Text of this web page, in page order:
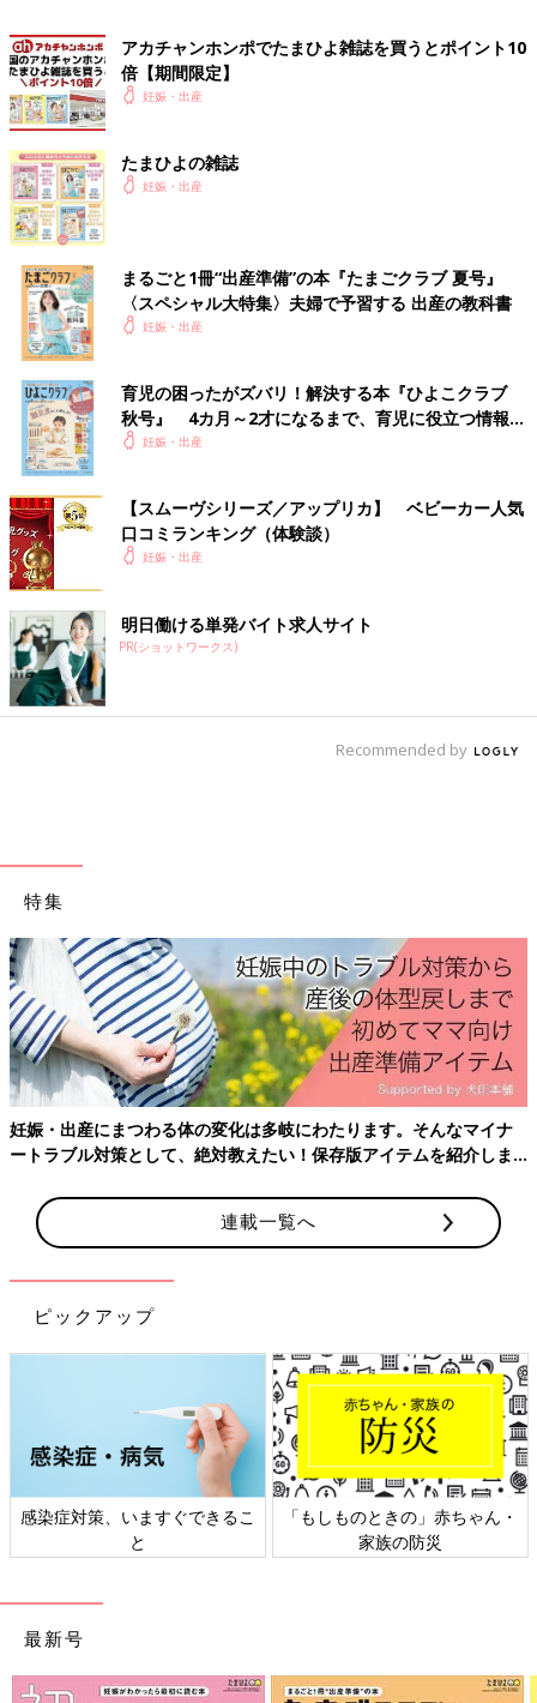
【ラクーナ クッション フリー】
購入の決め手は、片手で開閉ができた点。なんだかんだで子ども
抱えた状態でその作業が必要になるので、振り返ってみてそれが
とても大事でした。※Ｂ型を2台目に買ってから痛感しました。生
まれた時から持っていましたが、泣いて泣いて全然乗ってくれ
ず、7～8カ月あたりからようやく乗ってくれるようになりまし
た。持ち手の位置が自分には少し高かったので、よくわからない
位置を握りがちでした。あとは荷物を入れたままではたためない
ことは購入時にも説明を受けていたものの、たためるものにすべ
きだったと後悔しました。思ったよりも「入れたまま」にしてお
きたいものがありました。雨カバーなど。
使用期間
生後7カ月～現在も使用中
主な交通手段
電車
居住地域
主に使用する人
ママとパパ
自宅までの環境状況
段差あり
普段の収納方法
みるく さん
（1才代ベビー／25才以上～29才ママ）
軽くて前後左右にスムーズに移動できること、折りたたみや開く
使用期間
主な交通手段
自家用車
居住地域
宮崎県
主に使用する人
ママ
自宅までの環境状況
その他（車の中に置いている）
普段の収納方法
折りたたんで収納する
we76878d5d-0923（2025/1）
しゅうまい さん
（生後４～７カ月ベビー／35才以上～39才ママ）
片手で開閉の操作ができ、女性でも子どもを抱っこしたまま持ち
運びがしやすいです。スイッチで4輪フリー操作ができるので、
エレベーター内や狭い通路でも操作がしやすいところが夫婦で気
に入り購入につながりました。簡単に対面にできる点に惹かれて
購入しましたが、対面にすると車輪の位置が少し前に来るため高
身長の人は車輪が足にあたり少し歩きづらかったです。店舗で試
したときには気が付かなかったので、次に買い替える機会があっ
たらそこも確認したいと思います。
アカチャンホンポでたまひよ雑誌を買うとポイント10
倍【期間限定】
妊娠・出産
たまひよの雑誌
妊娠・出産
まるごと1冊“出産準備”の本『たまごクラブ 夏号』
〈スペシャル大特集〉夫婦で予習する 出産の教科書
妊娠・出産
育児の困ったがズバリ！解決する本『ひよこクラブ
秋号』 4カ月～2才になるまで、育児に役立つ情報が
いっぱい！
妊娠・出産
【スムーヴシリーズ／アップリカ】 ベビーカー人気
口コミランキング（体験談）
妊娠・出産
明日働ける単発バイト求人サイト
PR(ショットワークス)
Recommended by
特集
妊娠・出産にまつわる体の変化は多岐にわたります。そんなマイナ
ートラブル対策として、絶対教えたい！保存版アイテムを紹介しま
連載一覧へ
ピックアップ
感染症対策、いますぐできるこ
と
「もしものときの」赤ちゃん・
家族の防災
最新号